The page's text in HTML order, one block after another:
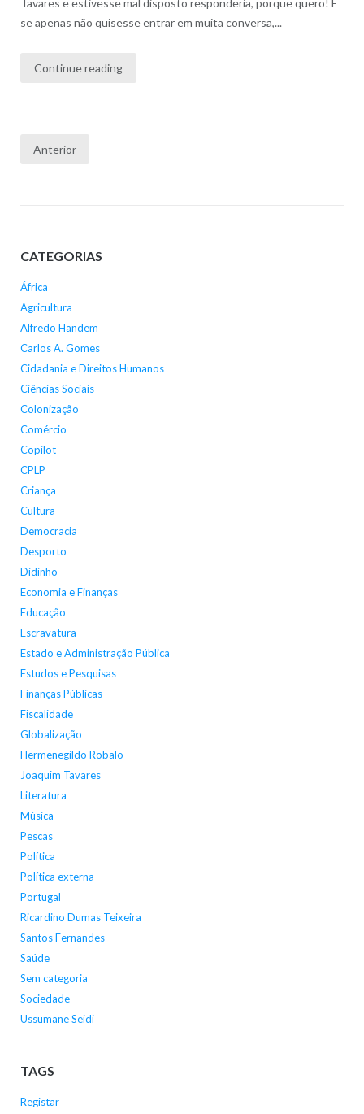
Tavares e estivesse mal disposto responderia, porque quero! E
se apenas não quisesse entrar em muita conversa,...
Continue reading
Paginação
Anterior
CATEGORIAS
África
Agricultura
Alfredo Handem
Carlos A. Gomes
Cidadania e Direitos Humanos
Ciências Sociais
Colonização
Comércio
Copilot
CPLP
Criança
Cultura
Democracia
Desporto
Didinho
Economia e Finanças
Educação
Escravatura
Estado e Administração Pública
Estudos e Pesquisas
Finanças Públicas
Fiscalidade
Globalização
Hermenegildo Robalo
Joaquim Tavares
Literatura
Música
Pescas
Política
Política externa
Portugal
Ricardino Dumas Teixeira
Santos Fernandes
Saúde
Sem categoria
Sociedade
Ussumane Seidi
TAGS
Registar